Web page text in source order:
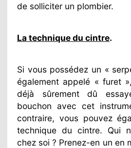
de solliciter un plombier.
La technique du cintre.
Si vous possédez un «
également appelé « furet
déjà sûrement dû
bouchon avec cet
contraire, vous pouvez
technique du cintre. Qui
chez soi ? Prenez-en un en